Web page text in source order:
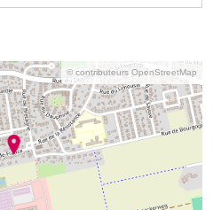
© contributeurs OpenStreetMap